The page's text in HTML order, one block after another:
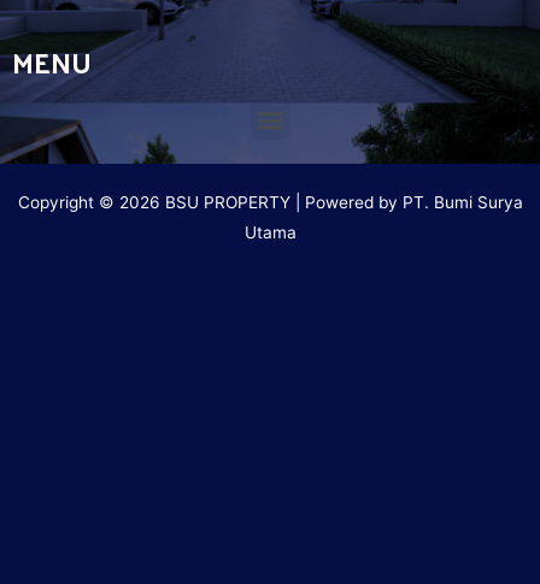
MENU
Copyright © 2026 BSU PROPERTY | Powered by PT. Bumi Surya
Utama